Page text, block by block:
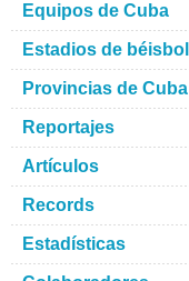
Equipos de Cuba
Estadios de béisbol
Provincias de Cuba
Reportajes
Artículos
Records
Estadísticas